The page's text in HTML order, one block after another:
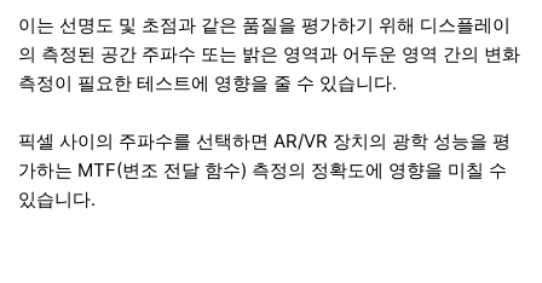
이는 선명도 및 초점과 같은 품질을 평가하기 위해 디스플레이
의 측정된 공간 주파수 또는 밝은 영역과 어두운 영역 간의 변화
측정이 필요한 테스트에 영향을 줄 수 있습니다.
픽셀 사이의 주파수를 선택하면 AR/VR 장치의 광학 성능을 평
가하는 MTF(변조 전달 함수) 측정의 정확도에 영향을 미칠 수
있습니다.